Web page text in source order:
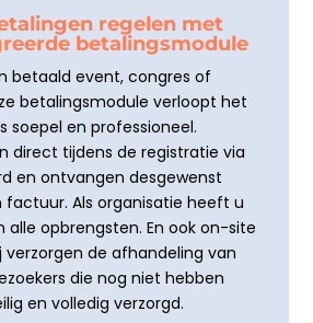
regelen met
betalingsmodule
betaald event, congres of
betalingsmodule verloopt het
soepel en professioneel.
direct tijdens de registratie via
en ontvangen desgewenst
Als organisatie heeft u
alle opbrengsten. En ook on-site
verzorgen de afhandeling van
die nog niet hebben
en volledig verzorgd.